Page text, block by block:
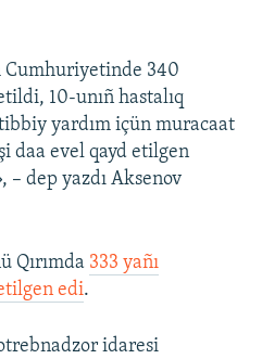
Cumhuriyetinde 340
10-unıñ hastalıq
yardım içün muracaat
daa evel qayd etilgen
– dep yazdı Aksenov
Qırımda 333 yañı
edi.
idaresi